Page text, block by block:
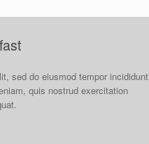
sed do eiusmod tempor incididunt
quis nostrud exercitation